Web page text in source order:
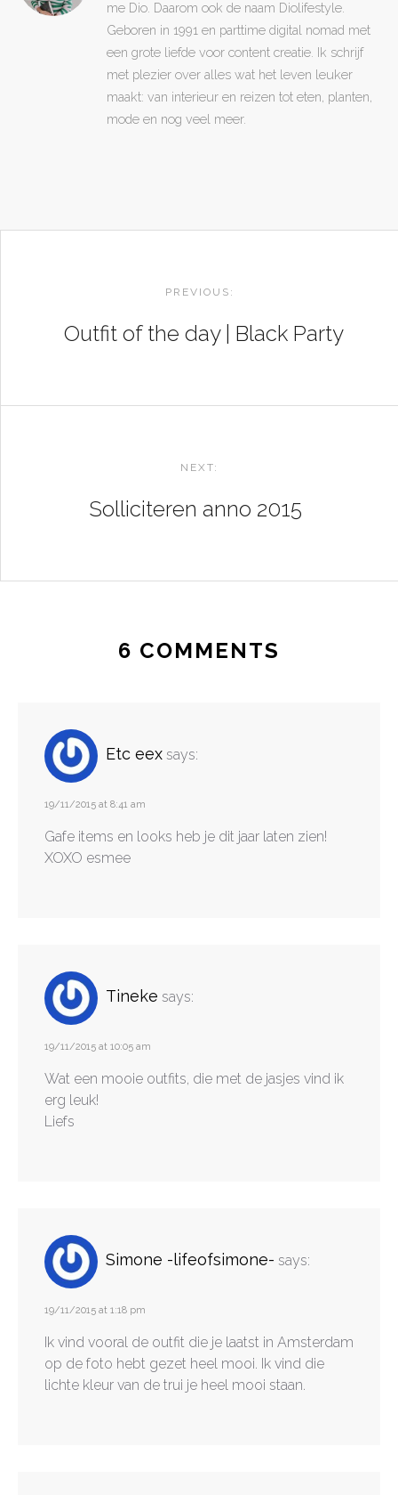
me Dio. Daarom ook de naam Diolifestyle.
Geboren in 1991 en parttime digital nomad met
een grote liefde voor content creatie. Ik schrijf
met plezier over alles wat het leven leuker
maakt: van interieur en reizen tot eten, planten,
mode en nog veel meer.
NAVIGATION
PREVIOUS:
Outfit of the day | Black Party
NEXT:
Solliciteren anno 2015
6 COMMENTS
Etc eex says:
19/11/2015 at 8:41 am
Gafe items en looks heb je dit jaar laten zien!
XOXO esmee
Tineke says:
19/11/2015 at 10:05 am
Wat een mooie outfits, die met de jasjes vind ik
erg leuk!
Liefs
Simone -lifeofsimone- says:
19/11/2015 at 1:18 pm
Ik vind vooral de outfit die je laatst in Amsterdam
op de foto hebt gezet heel mooi. Ik vind die
lichte kleur van de trui je heel mooi staan.